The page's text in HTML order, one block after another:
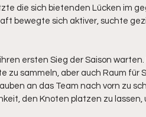
die sich bietenden Lücken im
bewegte sich aktiver, suchte
ersten Sieg der Saison warten.
zu sammeln, aber auch Raum für
an das Team nach vorn zu
den Knoten platzen zu lassen,